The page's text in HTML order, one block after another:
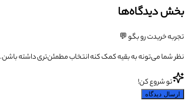
بخش دیدگاه‌ها
تجربه خریدت رو بگو 💬
نظر شما می‌تونه به بقیه کمک کنه انتخاب مطمئن‌تری داشته باشن.
تو شروع کن!
ارسال دیدگاه